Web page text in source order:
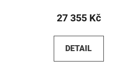
27 355 Kč
DETAIL